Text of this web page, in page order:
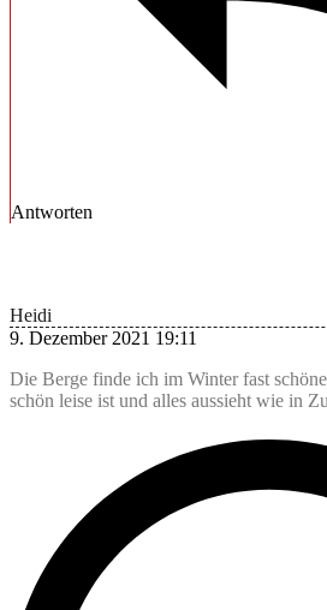
Antworten
Heidi
9. Dezember 2021 19:11
Die Berge finde ich im Winter fast
schön leise ist und alles aussieht wie in